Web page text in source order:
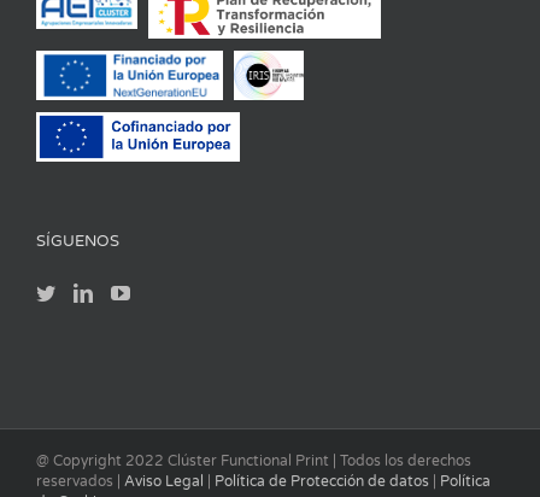
SÍGUENOS
@ Copyright 2022 Clúster Functional Print | Todos los derechos
reservados | Aviso Legal Política de Protección de datos
Política